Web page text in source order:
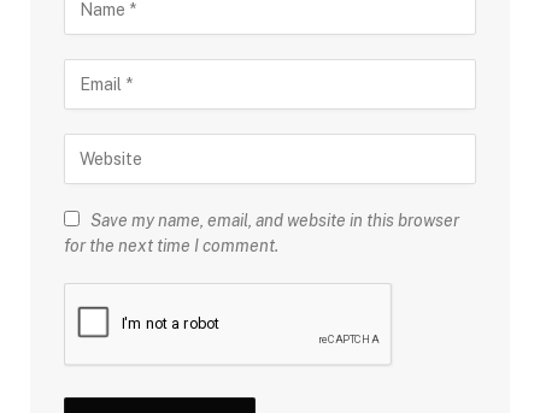
Save my name, email, and website in this browser
for the next time I comment.